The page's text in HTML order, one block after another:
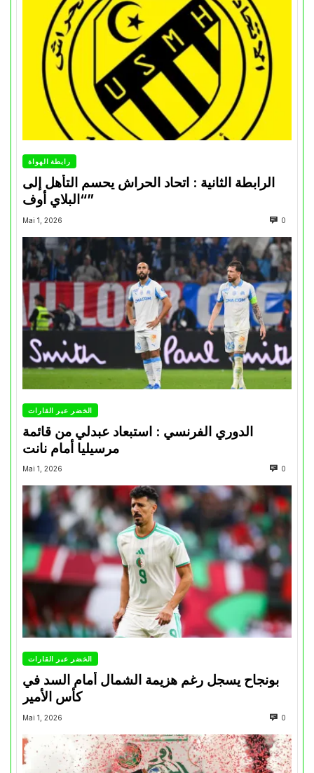
رابطة الهواة
الرابطة الثانية : اتحاد الحراش يحسم التأهل إلى
“البلاي أوف”
Mai 1, 2026 0
الخضر عبر القارات
الدوري الفرنسي : استبعاد عبدلي من قائمة
مرسيليا أمام نانت
Mai 1, 2026 0
الخضر عبر القارات
بونجاح يسجل رغم هزيمة الشمال أمام السد في
كأس الأمير
Mai 1, 2026 0